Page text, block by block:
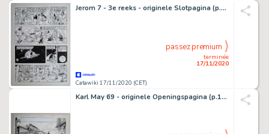
Jerom 7 - 3e reeks - originele Slotpagina (p.28) - Einde - De elfenplaneet - (1983)
Catawiki 17/11/2020 (CET)
terminée
17/11/2020
passez premium
Karl May 69 - originele Openingspagina (p.1) - De getuige - (1981)